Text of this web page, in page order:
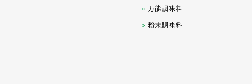
万能調味料
粉末調味料